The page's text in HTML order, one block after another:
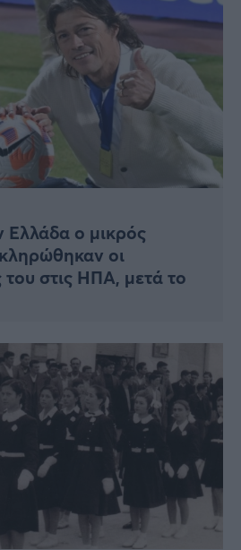
Ελλάδα ο μικρός
οι
του στις ΗΠΑ, μετά το